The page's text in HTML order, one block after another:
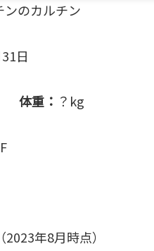
ンのカルチン
日
体重： ？kg
年8月時点）